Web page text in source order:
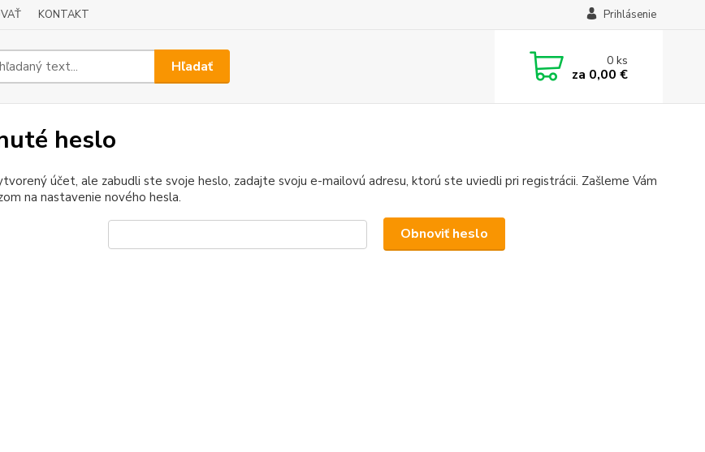
KONTAKT Prihlásenie
Hľadať 0ks
za 0,00 €
heslo
účet, ale zabudli ste svoje heslo, zadajte svoju e-mailovú adresu, ktorú ste uviedli pri registrácii. Zašleme Vám
na nastavenie nového hesla.
Obnoviť heslo